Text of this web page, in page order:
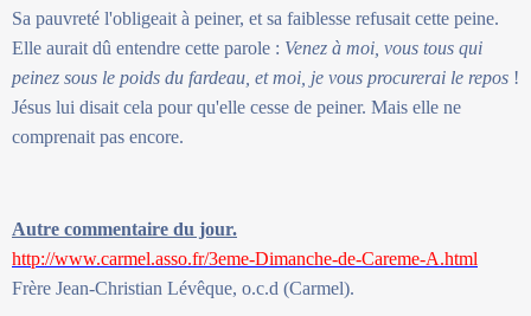
Sa pauvreté l'obligeait à peiner, et sa faiblesse refusait cette peine.
Elle aurait dû entendre cette parole : Venez à moi, vous tous qui
peinez sous le poids du fardeau, et moi, je vous procurerai le repos !
Jésus lui disait cela pour qu'elle cesse de peiner. Mais elle ne
comprenait pas encore.
Autre commentaire du jour.
http://www.carmel.asso.fr/3eme-Dimanche-de-Careme-A.html
Frère Jean-Christian Lévêque, o.c.d (Carmel).